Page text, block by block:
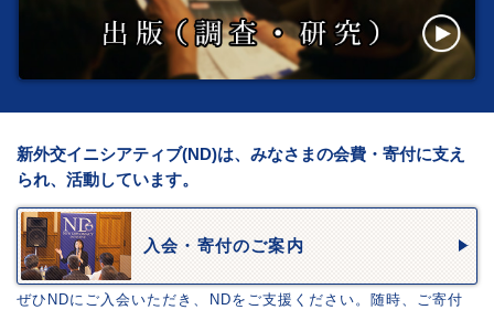
新外交イニシアティブ(ND)は、みなさまの会費・寄付に支え
られ、活動しています。
入会・寄付のご案内
ぜひNDにご入会いただき、NDをご支援ください。随時、ご寄付